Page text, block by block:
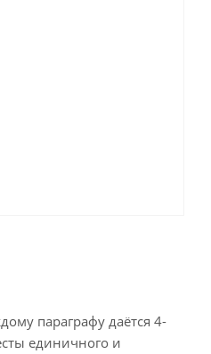
параграфу даётся 4-
единичного и